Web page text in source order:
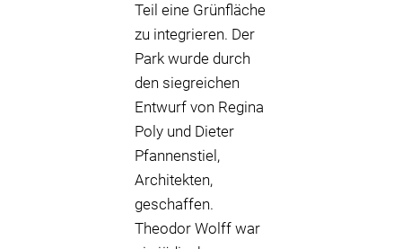
Teil eine Grünfläche
zu integrieren. Der
Park wurde durch
den siegreichen
Entwurf von Regina
Poly und Dieter
Pfannenstiel,
Architekten,
geschaffen.
Theodor Wolff war